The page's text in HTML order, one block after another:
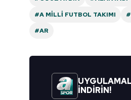
#A MILLI FUTBOL TAKIMI
#AR
İNDİRİN!